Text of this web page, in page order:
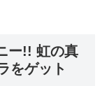
ー!! 虹の真
をゲット